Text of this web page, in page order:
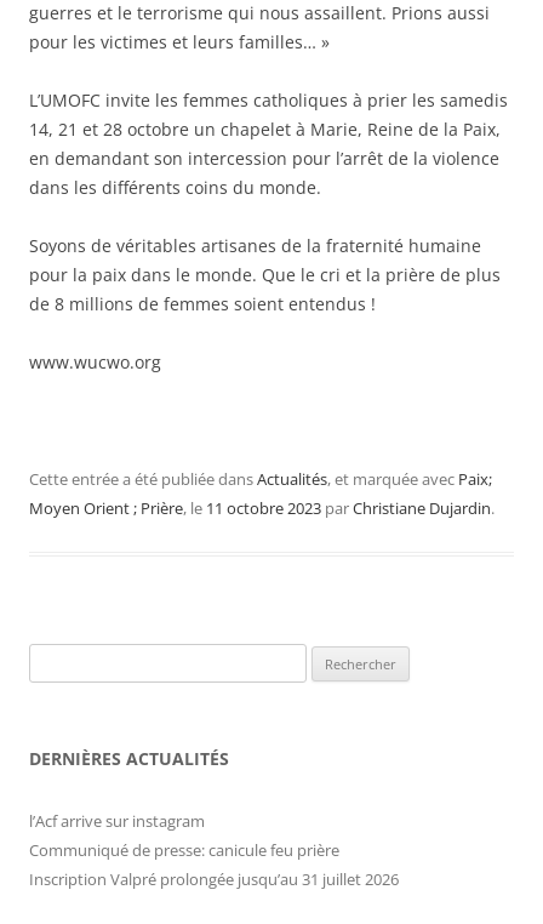
guerres et le terrorisme qui nous assaillent. Prions aussi
pour les victimes et leurs familles… »
L’UMOFC invite les femmes catholiques à prier les samedis
14, 21 et 28 octobre un chapelet à Marie, Reine de la Paix,
en demandant son intercession pour l’arrêt de la violence
dans les différents coins du monde.
Soyons de véritables artisanes de la fraternité humaine
pour la paix dans le monde. Que le cri et la prière de plus
de 8 millions de femmes soient entendus !
www.wucwo.org
Cette entrée a été publiée dansActualités, et marquée avec Paix;
Moyen Orient ; Prière, le 11 octobre 2023 parChristiane Dujardin.
DERNIÈRES ACTUALITÉS
l’Acf arrive sur instagram
Communiqué de presse: canicule feu prière
Inscription Valpré prolongée jusqu’au 31 juillet 2026